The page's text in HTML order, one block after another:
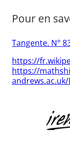
Pour en
Tangente. N°
https://
https://